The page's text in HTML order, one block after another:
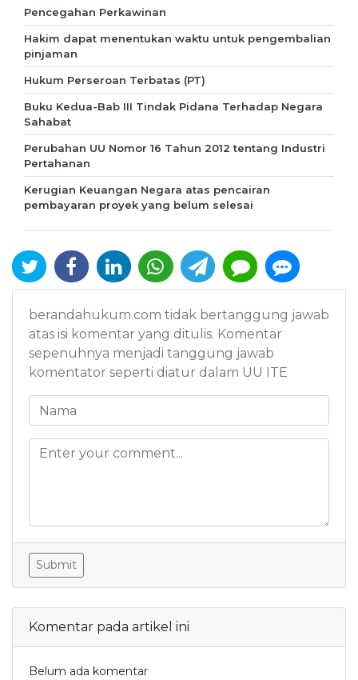
Pencegahan Perkawinan
Hakim dapat menentukan waktu untuk pengembalian
pinjaman
Hukum Perseroan Terbatas (PT)
Buku Kedua-Bab III Tindak Pidana Terhadap Negara
Sahabat
Perubahan UU Nomor 16 Tahun 2012 tentang Industri
Pertahanan
Kerugian Keuangan Negara atas pencairan
pembayaran proyek yang belum selesai
berandahukum.com tidak bertanggung jawab
atas isi komentar yang ditulis. Komentar
sepenuhnya menjadi tanggung jawab
komentator seperti diatur dalam UU ITE
Submit
Komentar pada artikel ini
Belum ada komentar